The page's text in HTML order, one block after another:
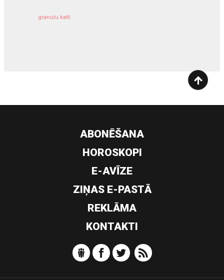
granulu katli
ABONĒŠANA
HOROSKOPI
E-AVĪZE
ZIŅAS E-PASTĀ
REKLĀMA
KONTAKTI